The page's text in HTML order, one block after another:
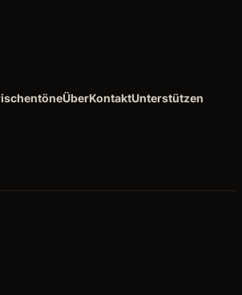
ÜberKontaktUnterstützen